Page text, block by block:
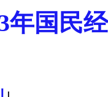
年国民经